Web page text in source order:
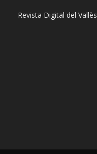
Revista Digital del